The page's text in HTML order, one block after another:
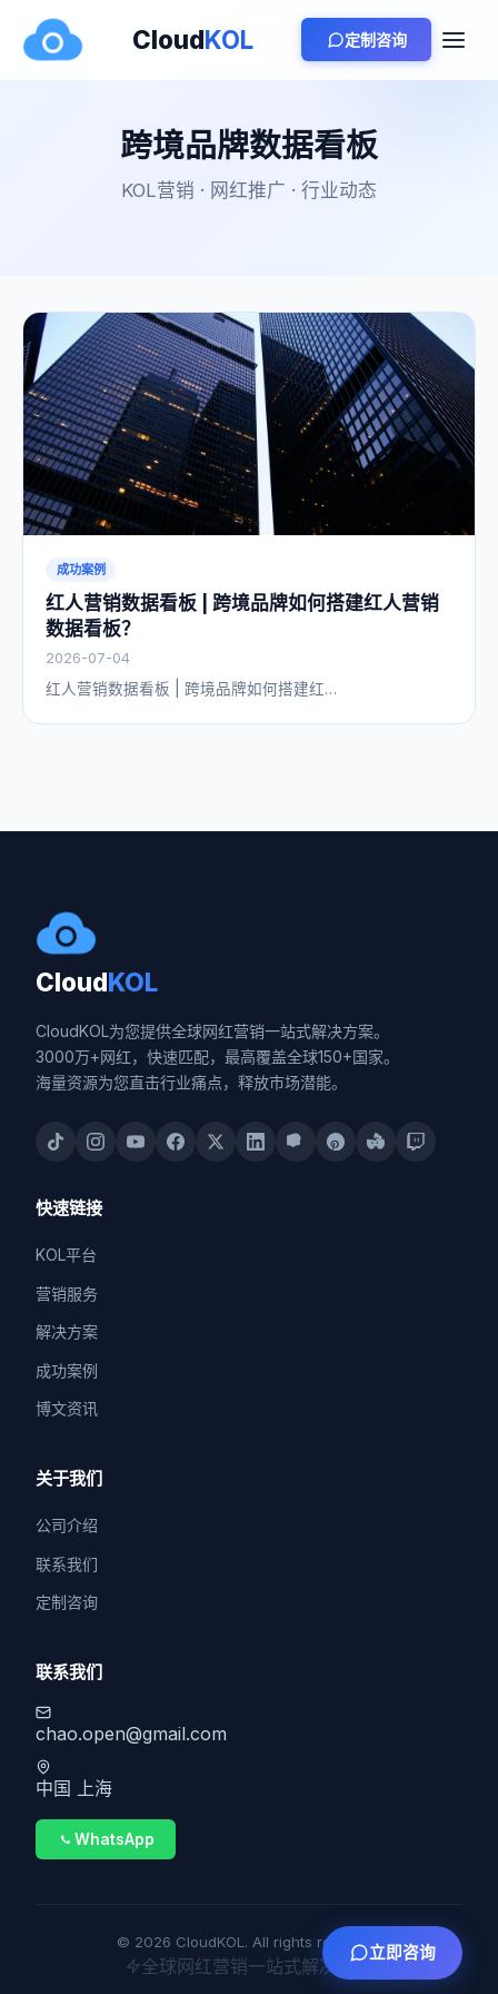
CloudKOL 定制咨询
跨境品牌数据看板
KOL营销 · 网红推广 · 行业动态
成功案例
红人营销数据看板 | 跨境品牌如何搭建红人营销
数据看板？
2026-07-04
红人营销数据看板 | 跨境品牌如何搭建红…
CloudKOL
CloudKOL为您提供全球网红营销一站式解决方案。
3000万+网红，快速匹配，最高覆盖全球150+国家。
海量资源为您直击行业痛点，释放市场潜能。
快速链接
KOL平台
营销服务
解决方案
成功案例
博文资讯
关于我们
公司介绍
联系我们
定制咨询
联系我们
chao.open@gmail.com
中国 上海
WhatsApp
© 2026 CloudKOL. All rights reserved.
全球网红营销一站式解决方案
立即咨询